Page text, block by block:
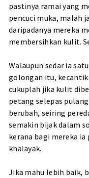
pastinya ramai yang
pencuci muka, malah
daripadanya mereka
membersihkan kulit.
Walaupun sedar ia
golongan itu,
cukuplah jika kulit
petang selepas
berubah, seiring
semakin bijak dalam
kerana bagi mereka
khalayak.
Jika mahu lebih baik,